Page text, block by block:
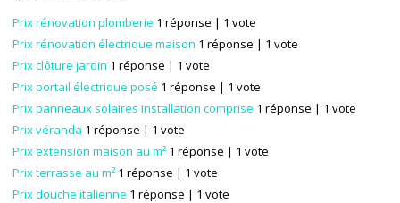
Prix rénovation plomberie 1 réponse | 1 vote
Prix rénovation électrique maison 1 réponse | 1 vote
Prix clôture jardin 1 réponse | 1 vote
Prix portail électrique posé 1 réponse | 1 vote
Prix panneaux solaires installation comprise 1 réponse | 1 vote
Prix véranda 1 réponse | 1 vote
Prix extension maison au m² 1 réponse | 1 vote
Prix terrasse au m² 1 réponse | 1 vote
Prix douche italienne 1 réponse | 1 vote